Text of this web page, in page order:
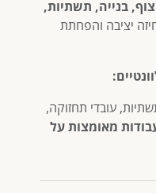
בנייה, תשתיות,
יציבה והפחתת
עובדי תחזוקה,
מאומצות על